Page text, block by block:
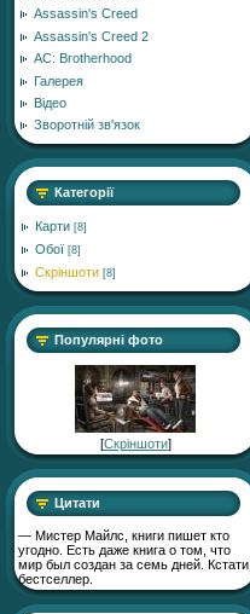
Assassin's Creed
Assassin's Creed 2
AC: Brotherhood
Галерея
Відео
Зворотній зв'язок
Категорії
Карти [8]
Обої [8]
Скріншоти [8]
Популярні фото
[Скріншоти]
Цитати
— Мистер Майлс, книги пишет кто
угодно. Есть даже книга о том, что
мир был создан за семь дней. Кстати,
бестселлер.